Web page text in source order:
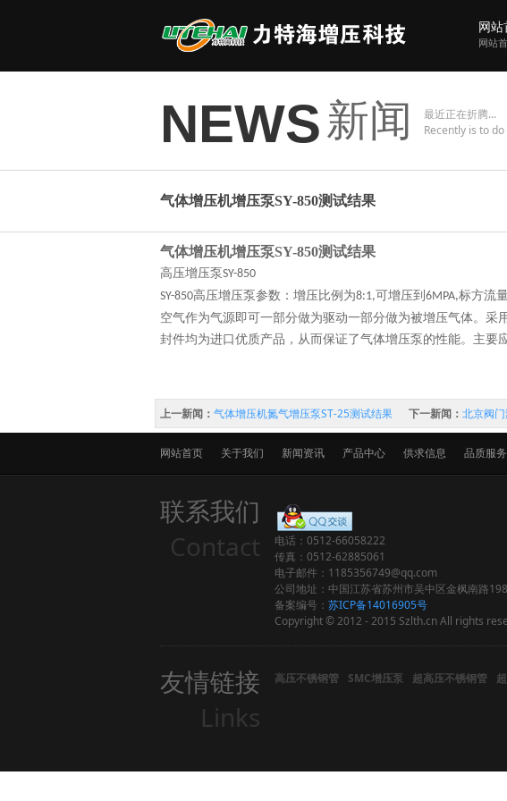
网站
网站
NEWS新闻
最近正在折腾...
Recently is to do
气体增压机增压泵SY-850测试结果
气体增压机增压泵SY-850测试结果
高压增压泵SY-850
SY-850高压增压泵参数：增压比例为8:1,可增压到 6MPA,标方流
空气作为气源即可一部分做为驱动一部分做为被增压气体。
封件均为进口优质产品，从而保证了气体增压泵的性能。主要
上一新闻： 气体增压机氮气增压泵ST-25测试结果 下一新闻： 北京阀
网站首页 关于我们 新闻资讯 产品中心 供求信息 品质服务
联系我们
Contact
电话：0512-66058222
传真：0512-62885061
电子邮件：1185356749@qq.com
公司地址：中国江苏省苏州市吴中区金枫南路
备案编号： 苏ICP备14016905号
Copyright © 2012 - 2015 Szlth.cn All rights
友情链接
Links
高压不锈钢管 SMC增压泵 超高压不锈钢管